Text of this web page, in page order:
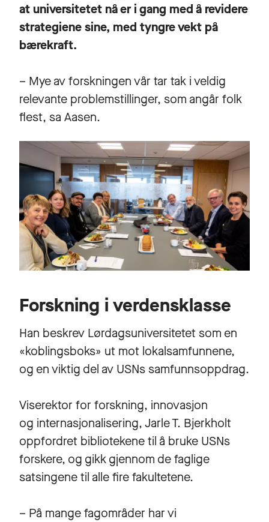
at universitetet nå er i gang med å revidere
strategiene sine, med tyngre vekt på
bærekraft.
– Mye av forskningen vår tar tak i veldig
relevante problemstillinger, som angår folk
flest, sa Aasen.
Forskning i verdensklasse
Han beskrev Lørdagsuniversitetet som en
«koblingsboks» ut mot lokalsamfunnene,
og en viktig del av USNs samfunnsoppdrag.
Viserektor for forskning, innovasjon
og internasjonalisering, Jarle T. Bjerkholt
oppfordret bibliotekene til å bruke USNs
forskere, og gikk gjennom de faglige
satsingene til alle fire fakultetene.
– På mange fagområder har vi